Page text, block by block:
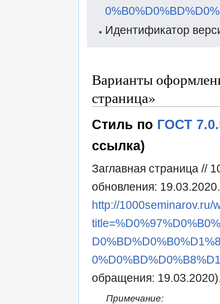
Идентификатор
Варианты
страница»
Стиль по ГОСТ
ссылка)
Заглавная страница //
обновления:
http://1000seminarov.ru/
обращения:
Примечание: